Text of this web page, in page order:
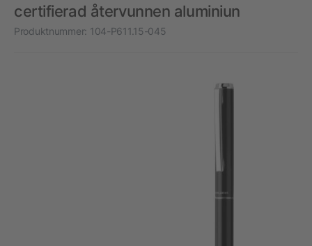
certifierad återvunnen aluminiun
Produktnummer: 104-P611.15-045